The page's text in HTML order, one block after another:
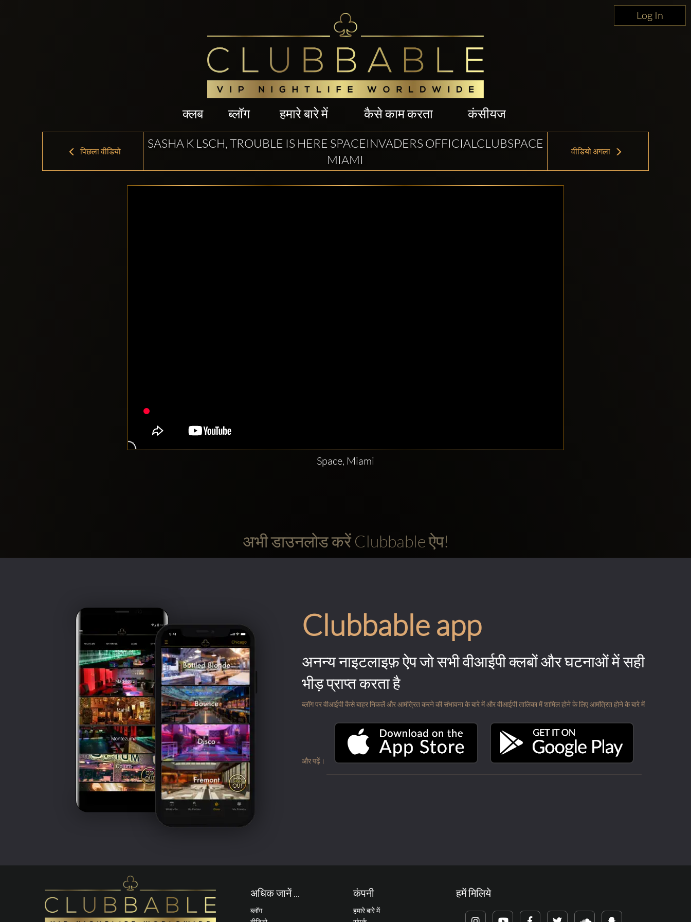
Log In
क्लब ब्लॉग हमारे बारे में कैसे काम करता कंसीयज
पिछला वीडियो
SASHA K LSCH, TROUBLE IS HERE SPACEINVADERS OFFICIALCLUBSPACE
MIAMI
वीडियो अगला
Space, Miami
अभी डाउनलोड करें Clubbable ऐप!
Clubbable app
अनन्य नाइटलाइफ़ ऐप जो सभी वीआईपी क्लबों और घटनाओं में सही
भीड़ प्राप्त करता है
ब्लॉग पर वीआईपी कैसे बाहर निकलें और आमंत्रित करने की संभावना के बारे में और वीआईपी तालिका में शामिल होने के लिए आमंत्रित होने के बारे में
और पढ़ें।
अधिक जानें ...
ब्लॉग
कंपनी
हमारे बारे में
हमें मिलिये